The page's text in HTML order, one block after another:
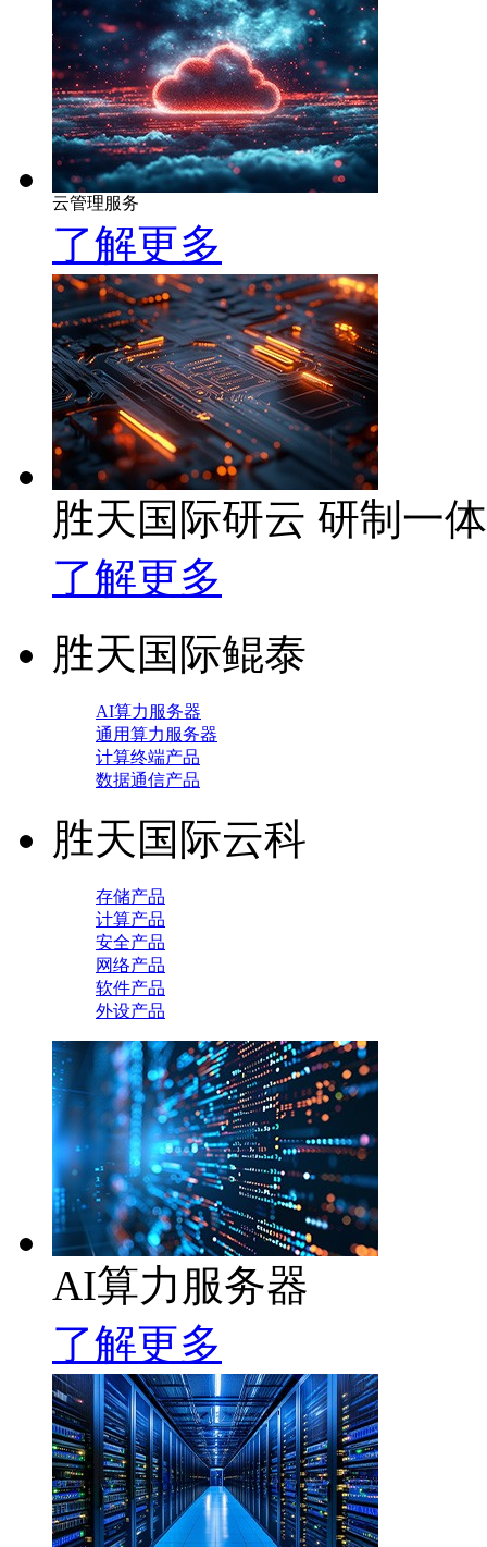
云管理服务
了解更多
胜天国际研云 研制一
了解更多
胜天国际鲲泰
AI算力服务器
通用算力服务器
计算终端产品
数据通信产品
胜天国际云科
存储产品
计算产品
安全产品
网络产品
软件产品
外设产品
AI算力服务器
了解更多